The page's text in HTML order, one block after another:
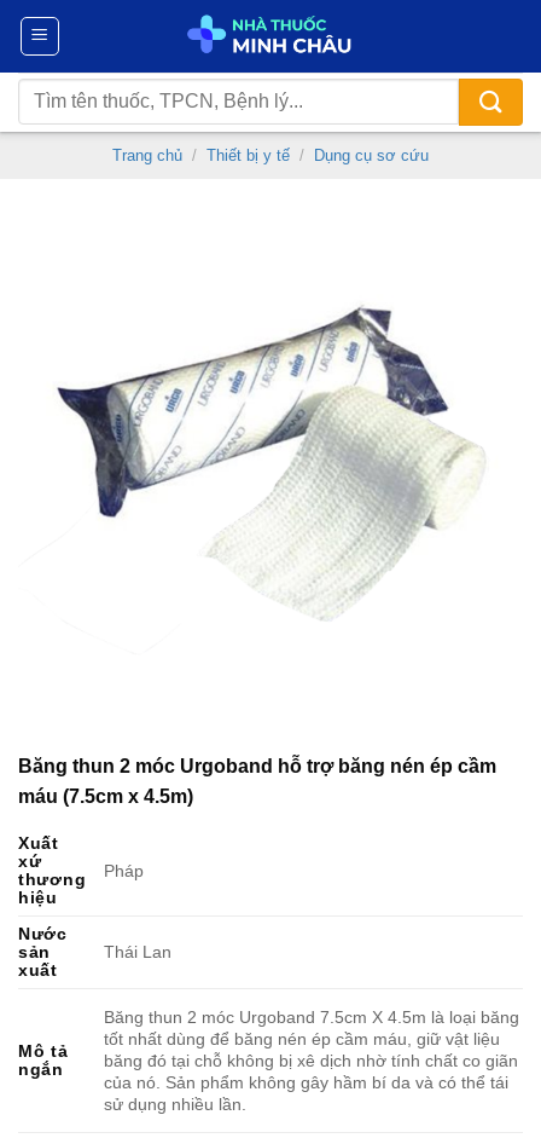
Chuyển
nội
dung
Tìm
kiếm:
Trang chủ / Thiết bị y tế / Dụng cụ sơ cứu
Băng thun 2 móc Urgoband hỗ trợ băng nén ép cầm
máu (7.5cm x 4.5m)
Xuất
xứ
thương
hiệu
Pháp
Nước
sản
xuất
Thái Lan
Mô tả
ngắn
Băng thun 2 móc Urgoband 7.5cm X 4.5m là loại băng
tốt nhất dùng để băng nén ép cầm máu, giữ vật liệu
băng đó tại chỗ không bị xê dịch nhờ tính chất co giãn
của nó. Sản phẩm không gây hầm bí da và có thể tái
sử dụng nhiều lần.